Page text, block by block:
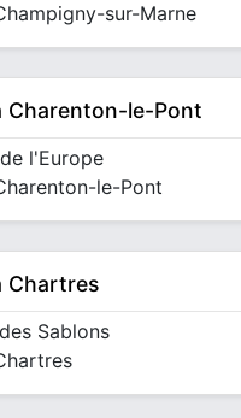
sur-Marne
Charenton-le-Pont
l'Europe
le-Pont
Chartres
Sablons